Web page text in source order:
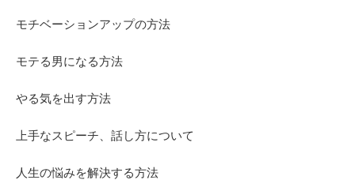
モチベーションアップの方法
モテる男になる方法
やる気を出す方法
上手なスピーチ、話し方について
人生の悩みを解決する方法